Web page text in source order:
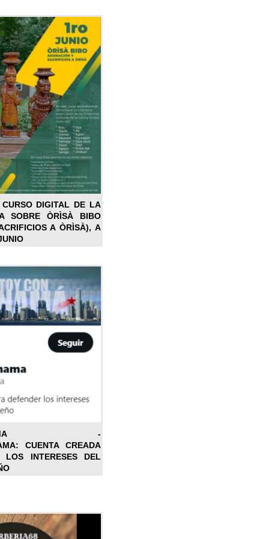
DIGITAL DE LA
SOBRE ÒRÌSÀ BIBO
A ÒRÌSÀ), A
-
CUENTA CREADA
LOS INTERESES DEL